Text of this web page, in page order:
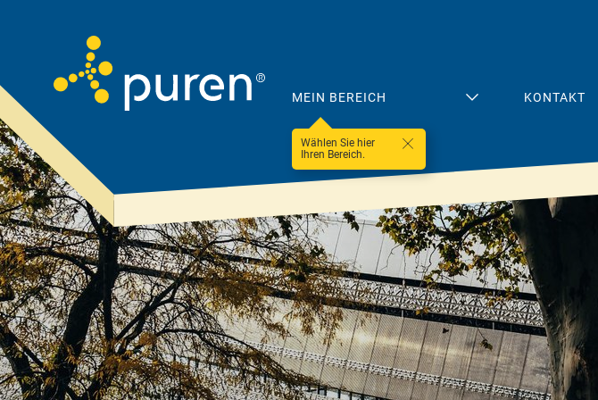
MEIN BEREICH KONTAKT
Wählen Sie hier
Ihren Bereich.
Darum
puren
Unternehmen
100 Betriebe
Ressourceneffizienz
Nachhaltigkeit &
Produkte
&
Lösungen
Steildach
Flachdach
Mein
Bereich
Architektur/Planun
g
Fachhandel
Handwerk